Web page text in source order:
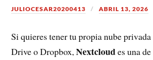
JULIOCESAR20200413 ABRIL 13, 2026
Si quieres tener tu propia nube
Drive o Dropbox,Nextcloudes una